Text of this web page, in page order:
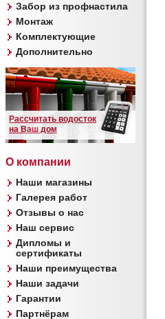
Забор из профнастила
Монтаж
Комплектующие
Дополнительно
Рассчитать водосток
на Ваш дом
О компании
Наши магазины
Галерея работ
Отзывы о нас
Наш сервис
Дипломы и
сертификаты
Наши преимущества
Наши задачи
Гарантии
Партнёрам